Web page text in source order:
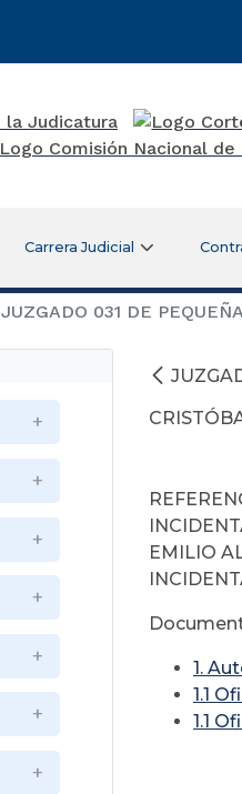
Carrera Judicial
JUZGADO 031 DE
EMILIO
1.
1.1
1.1